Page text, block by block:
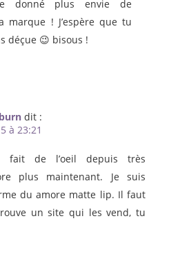
donné plus envie de
marque ! J’espère que tu
déçue 😉 bisous !
dit :
à 23:21
fait de l’oeil depuis très
plus maintenant. Je suis
du amore matte lip. Il faut
un site qui les vend, tu